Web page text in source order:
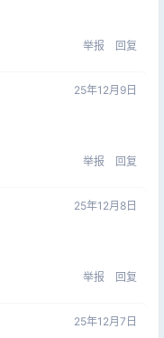
举报 回复
25年12月9日
举报 回复
25年12月8日
举报 回复
25年12月7日